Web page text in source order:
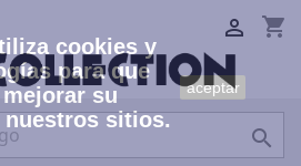
shopping_cart


cookies y
para que
su
nuestros sitios.
aceptar